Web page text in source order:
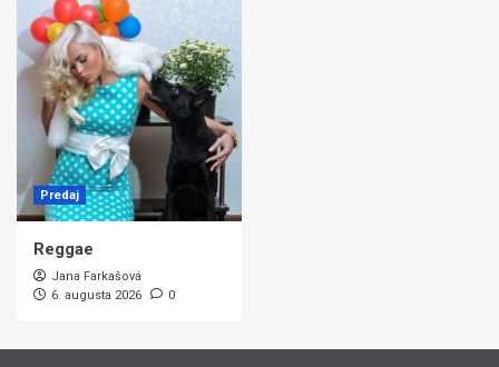
Predaj
Reggae
Jana Farkašová
6. augusta 2026
0